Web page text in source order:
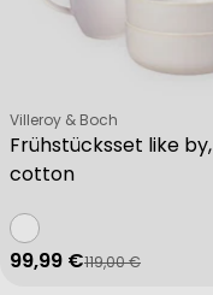
Frühstücksset like
cotton
Verkäufer:
Villeroy & Boch
Verkaufspreis
99,99 €
Regulärer Preis
119,00 €